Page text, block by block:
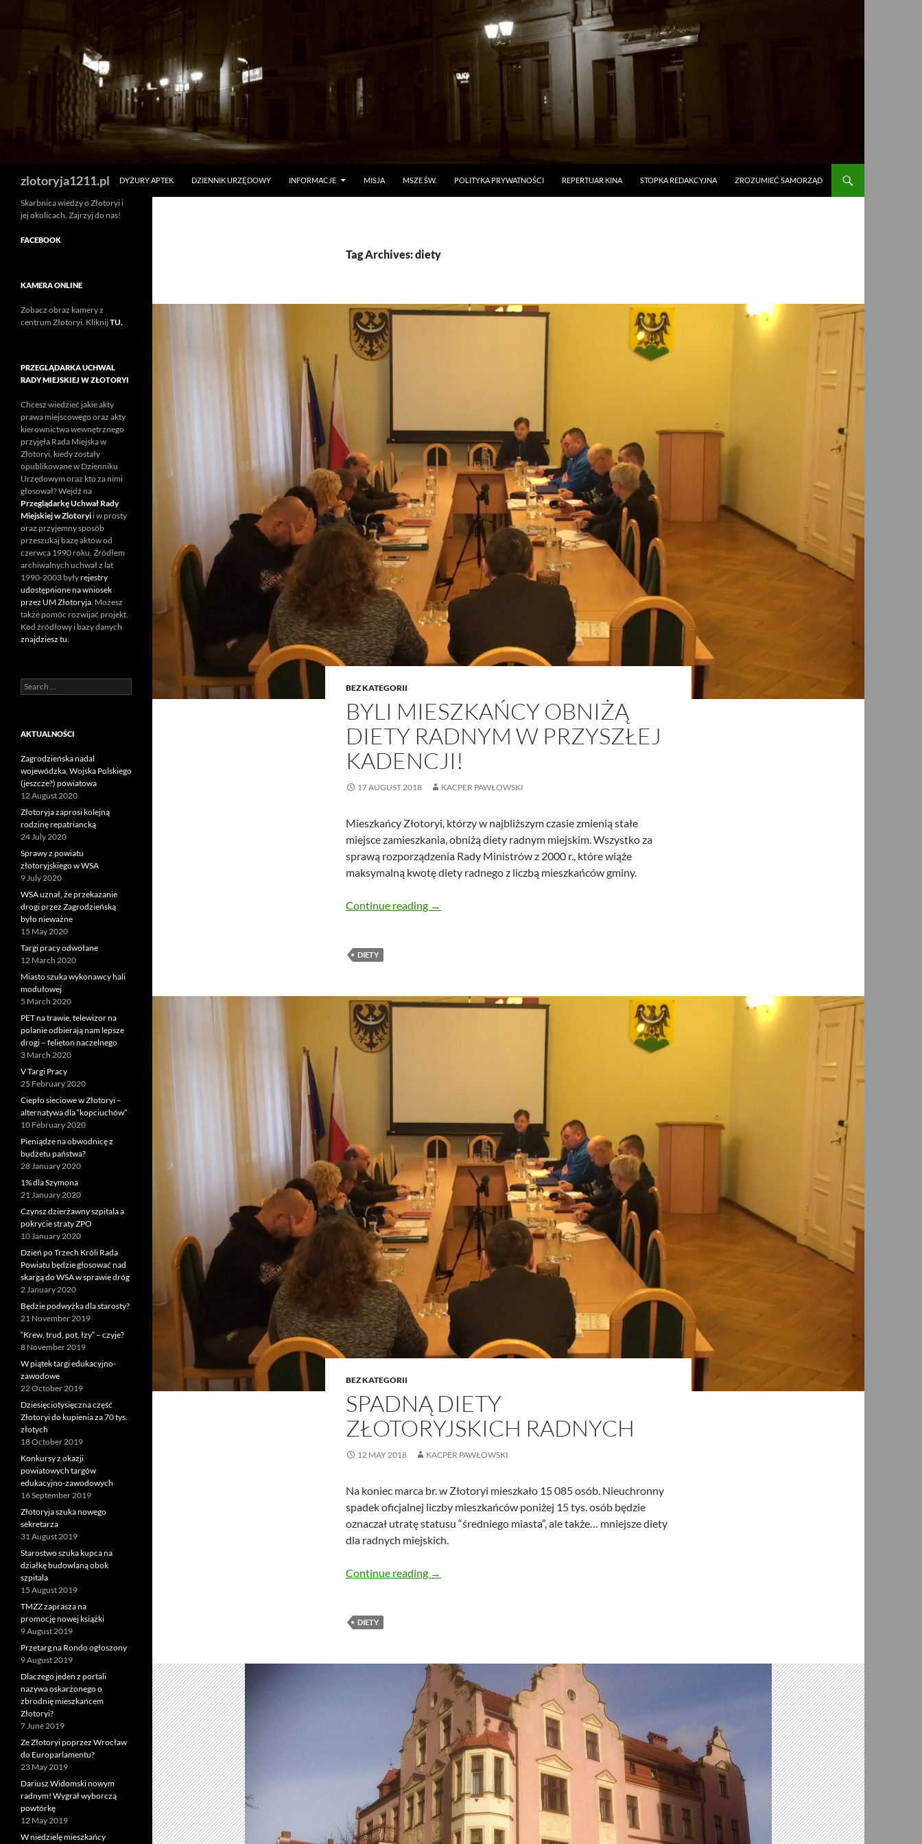
zlotoryja1211.pl DYŻURY APTEK DZIENNIK URZĘDOWY INFORMACJE MISJA MSZE ŚW. POLITYKA PRYWATNOŚCI REPERTUAR KINA STOPKA REDAKCYJNA ZROZUMIEĆ SAMORZĄD
Tag Archives: diety
BEZ KATEGORII
BYLI MIESZKAŃCY OBNIŻĄ
DIETY RADNYM W PRZYSZŁEJ
KADENCJI!
17 AUGUST 2018 KACPER PAWŁOWSKI
Mieszkańcy Złotoryi, którzy w najbliższym czasie zmienią stałe
miejsce zamieszkania, obniżą diety radnym miejskim. Wszystko za
sprawą rozporządzenia Rady Ministrów z 2000 r., które wiąże
maksymalną kwotę diety radnego z liczbą mieszkańców gminy.
Continue reading Byli mieszkańcy obniżą diety radnym w przyszłej kadencji!
→
DIETY
BEZ KATEGORII
SPADNĄ DIETY
ZŁOTORYJSKICH RADNYCH
12 MAY 2018 KACPER PAWŁOWSKI
Na koniec marca br. w Złotoryi mieszkało 15 085 osób. Nieuchronny
spadek oficjalnej liczby mieszkańców poniżej 15 tys. osób będzie
oznaczał utratę statusu “średniego miasta”, ale także… mniejsze diety
dla radnych miejskich.
Continue reading Spadną diety złotoryjskich radnych
→
DIETY
Skarbnica wiedzy o Złotoryi i
jej okolicach. Zajrzyj do nas!
FACEBOOK
KAMERA ONLINE
Zobacz obraz kamery z
centrum Złotoryi. KliknijTU.
PRZEGLĄDARKA UCHWAL
RADY MIEJSKIEJ W ZŁOTORYI
Chcesz wiedzieć jakie akty
prawa miejscowego oraz akty
kierownictwa wewnętrznego
przyjęła Rada Miejska w
Złotoryi, kiedy zostały
opublikowane w Dzienniku
Urzędowym oraz kto za nimi
głosował? Wejdź na
Przeglądarkę Uchwał Rady
Miejskiej w Zlotoryi i w prosty
oraz przyjemny sposób
przeszukaj bazę aktów od
czerwca 1990 roku. Źródłem
archiwalnych uchwał z lat
1990-2003 byłyrejestry
udostępnione na wniosek
przez UM Złotoryja. Możesz
także pomóc rozwijać projekt.
Kod źródłowy i bazy danych
znajdziesz tu.
Search
for:
AKTUALNOŚCI
Zagrodzieńska nadal
wojewódzka, Wojska Polskiego
(jeszcze?) powiatowa
12 August 2020
Złotoryja zaprosi kolejną
rodzinę repatriancką
24 July 2020
Sprawy z powiatu
złotoryjskiego w WSA
9 July 2020
WSA uznał, że przekazanie
drogi przez Zagrodzieńską
było nieważne
15 May 2020
Targi pracy odwołane
12 March 2020
Miasto szuka wykonawcy hali
modułowej
5 March 2020
PET na trawie, telewizor na
polanie odbierają nam lepsze
drogi – felieton naczelnego
3 March 2020
V Targi Pracy
25 February 2020
Ciepło sieciowe w Złotoryi –
alternatywa dla “kopciuchów”
10 February 2020
Pieniądze na obwodnicę z
budżetu państwa?
28 January 2020
1% dla Szymona
21 January 2020
Czynsz dzierżawny szpitala a
pokrycie straty ZPO
10 January 2020
Dzień po Trzech Króli Rada
Powiatu będzie głosować nad
skargą do WSA w sprawie dróg
2 January 2020
Będzie podwyżka dla starosty?
21 November 2019
“Krew, trud, pot, łzy” – czyje?
8 November 2019
W piątek targi edukacyjno-
zawodowe
22 October 2019
Dziesięciotysięczna część
Złotoryi do kupienia za 70 tys.
złotych
18 October 2019
Konkursy z okazji
powiatowych targów
edukacyjno-zawodowych
16 September 2019
Złotoryja szuka nowego
sekretarza
31 August 2019
Starostwo szuka kupca na
działkę budowlaną obok
szpitala
15 August 2019
TMZZ zaprasza na
promocję nowej książki
9 August 2019
Przetarg na Rondo ogłoszony
9 August 2019
Dlaczego jeden z portali
nazywa oskarżonego o
zbrodnię mieszkańcem
Złotoryi?
7 June 2019
Ze Złotoryi poprzez Wrocław
do Europarlamentu?
23 May 2019
Dariusz Widomski nowym
radnym! Wygrał wyborczą
powtórkę
12 May 2019
W niedzielę mieszkańcy